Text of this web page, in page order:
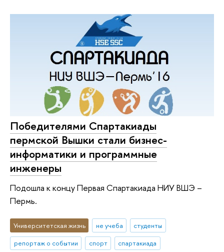
Победителями Спартакиады
пермской Вышки стали бизнес-
информатики и программные
инженеры
Подошла к концу Первая Спартакиада НИУ ВШЭ –
Пермь.
Университетская жизнь не учеба
студенты
репортаж о событии
спорт спартакиада